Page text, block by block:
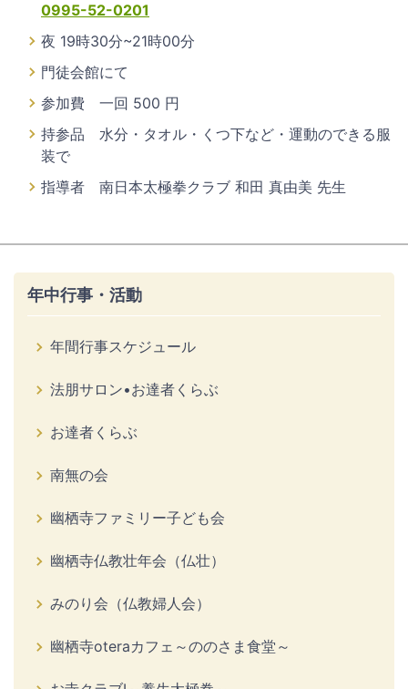
0995-52-0201
夜 19時30分~21時00分
門徒会館にて
参加費 一回 500 円
持参品 水分・タオル・くつ下など・運動のできる服
装で
指導者 南日本太極拳クラブ 和田 真由美 先生
年中行事・活動
年間行事スケジュール
法朋サロン•お達者くらぶ
お達者くらぶ
南無の会
幽栖寺ファミリー子ども会
幽栖寺仏教壮年会（仏壮）
みのり会（仏教婦人会）
幽栖寺oteraカフェ～ののさま食堂～